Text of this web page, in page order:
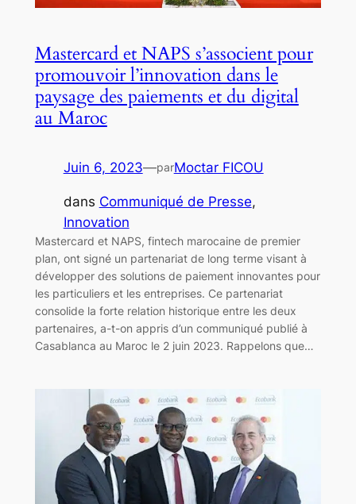
Mastercard et NAPS s’associent pour
promouvoir l’innovation dans le
paysage des paiements et du digital
au Maroc
Juin 6, 2023—parMoctar FICOU
dans Communiqué de Presse
Innovation
Mastercard et NAPS, fintech marocaine de premier
plan, ont signé un partenariat de long terme visant à
développer des solutions de paiement innovantes pour
les particuliers et les entreprises. Ce partenariat
consolide la forte relation historique entre les deux
partenaires, a-t-on appris d’un communiqué publié à
Casablanca au Maroc le 2 juin 2023. Rappelons que…